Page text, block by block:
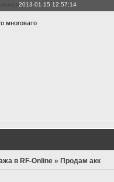
2013-01-15 12:57:14
многовато
в RF-Online »Продам акк